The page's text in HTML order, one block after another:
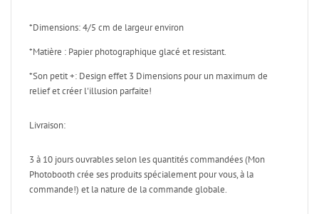
*Dimensions: 4/5 cm de largeur environ
*Matière : Papier photographique glacé et resistant.
*Son petit +: Design effet 3 Dimensions pour un maximum de
relief et créer l'illusion parfaite!
Livraison:
3 à 10 jours ouvrables selon les quantités commandées (Mon
Photobooth crée ses produits spécialement pour vous, à la
commande!) et la nature de la commande globale.